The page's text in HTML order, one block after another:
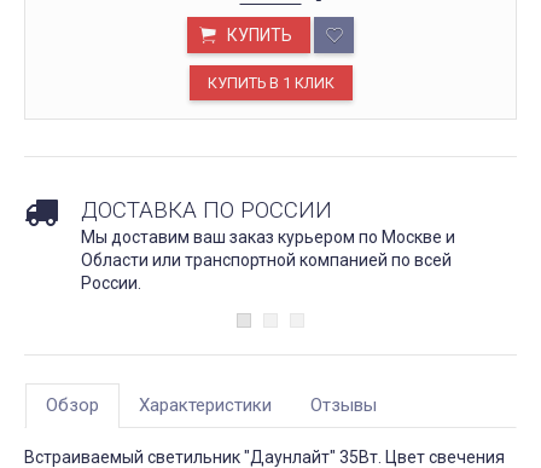
КУПИТЬ
ДОСТАВКА ПО РОССИИ
Мы доставим ваш заказ курьером по Москве и
Области или транспортной компанией по всей
России.
Обзор Характеристики Отзывы
Встраиваемый светильник "Даунлайт" 35Вт. Цвет свечения